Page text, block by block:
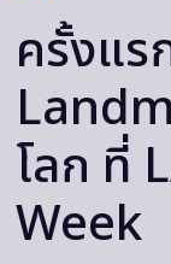
ครั้งแ
โลก ที่
Week